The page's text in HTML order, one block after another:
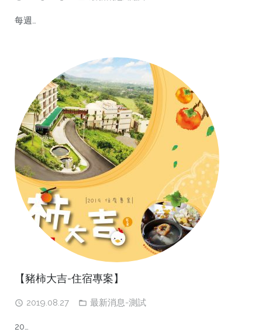
每週…
【豬柿大吉-住宿專案】
2019.08.27 最新消息-測試
20…